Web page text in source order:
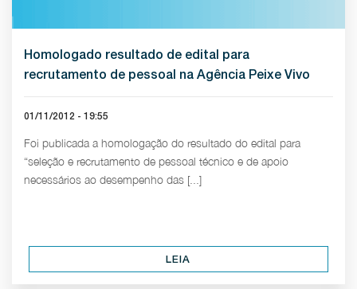
Homologado resultado de edital para
recrutamento de pessoal na Agência Peixe Vivo
01/11/2012 - 19:55
Foi publicada a homologação do resultado do edital para
“seleção e recrutamento de pessoal técnico e de apoio
necessários ao desempenho das [...]
LEIA